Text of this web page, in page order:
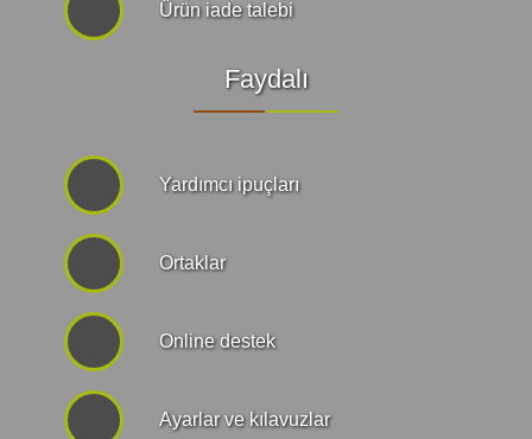
Ürün iade talebi
Faydalı
Yardımcı ipuçları
Ortaklar
Online destek
Ayarlar ve kılavuzlar